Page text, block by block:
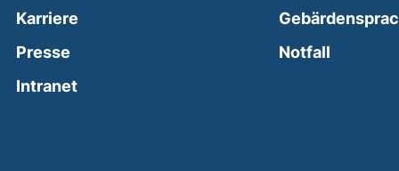
Karriere
Presse
Intranet(external link, opens in a new window)
Notfall